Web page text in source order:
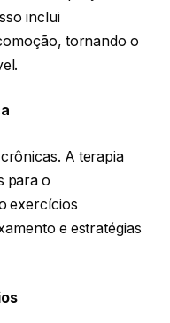
inclui
tornando o
A terapia
para o
exercícios
e estratégias